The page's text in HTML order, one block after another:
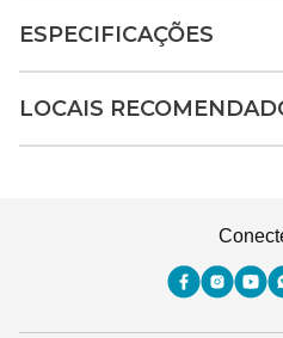
ESPECIFICAÇÕES
LOCAIS